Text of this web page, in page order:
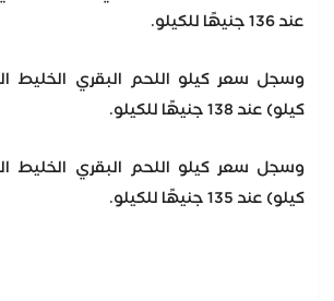
عند 136 جنيهًا للكيلو.
كيلو) عند 138 جنيهًا للكيلو.
كيلو) عند 135 جنيهًا للكيلو.